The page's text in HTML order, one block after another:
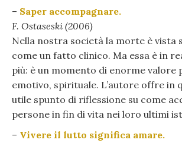
– Saper accompagnare.
F. Ostaseski (2006)
Nella nostra società la morte è
come un fatto clinico. Ma essa è in
più: è un momento di enorme valore
emotivo, spirituale. L’autore offre in
utile spunto di riflessione su come
persone in fin di vita nei loro ultimi
– Vivere il lutto significa amare.